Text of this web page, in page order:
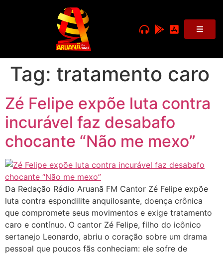
Tag: tratamento caro
Zé Felipe expõe luta contra
incurável faz desabafo
chocante “Não me mexo”
Da Redação Rádio Aruanã FM Cantor Zé Felipe expõe
luta contra espondilite anquilosante, doença crônica
que compromete seus movimentos e exige tratamento
caro e contínuo. O cantor Zé Felipe, filho do icônico
sertanejo Leonardo, abriu o coração sobre um drama
pessoal que poucos fãs conheciam: ele sofre de